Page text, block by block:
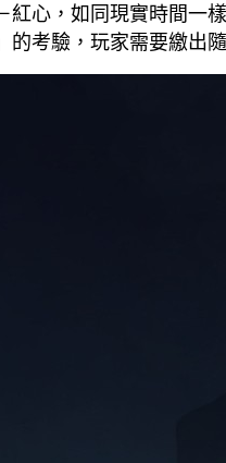
紅心，如同現實時間一
的考驗，玩家需要繳出